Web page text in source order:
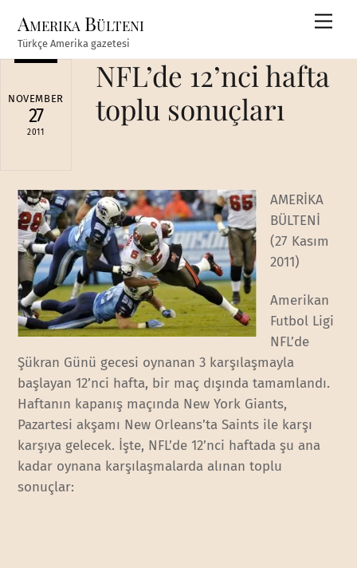
content
Amerika Bülteni
Türkçe Amerika gazetesi
NOVEMBER
27
2011
NFL’de 12’nci hafta
toplu sonuçları
AMERİKA
BÜLTENİ
(27 Kasım
2011)
Amerikan
Futbol Ligi
NFL’de
Şükran Günü gecesi oynanan 3 karşılaşmayla
başlayan 12’nci hafta, bir maç dışında tamamlandı.
Haftanın kapanış maçında New York Giants,
Pazartesi akşamı New Orleans’ta Saints ile karşı
karşıya gelecek. İşte, NFL’de 12’nci haftada şu ana
kadar oynana karşılaşmalarda alınan toplu
sonuçlar: